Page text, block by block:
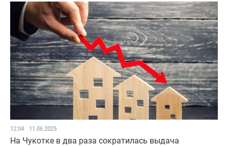
12:04 11.06.2025
На Чукотке в два раза сократилась выдача